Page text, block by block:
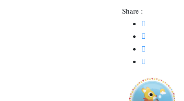
ποσότητα
Share :